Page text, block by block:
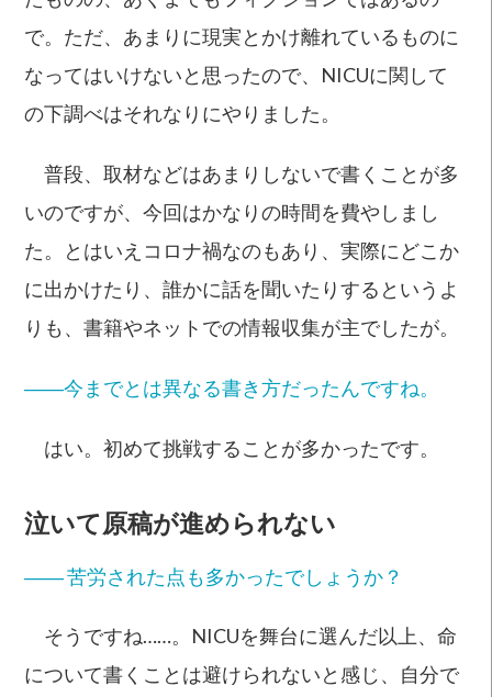
で。ただ、あまりに現実とかけ離れているものに
なってはいけないと思ったので、NICUに関して
の下調べはそれなりにやりました。
普段、取材などはあまりしないで書くことが多
いのですが、今回はかなりの時間を費やしまし
た。とはいえコロナ禍なのもあり、実際にどこか
に出かけたり、誰かに話を聞いたりするというよ
りも、書籍やネットでの情報収集が主でしたが。
――今までとは異なる書き方だったんですね。
はい。初めて挑戦することが多かったです。
泣いて原稿が進められない
―― 苦労された点も多かったでしょうか？
そうですね……。NICUを舞台に選んだ以上、命
について書くことは避けられないと感じ、自分で